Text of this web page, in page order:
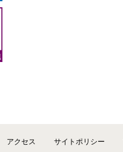
アクセス サイトポリシー